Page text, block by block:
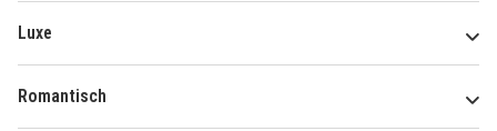
Luxe
Romantisch